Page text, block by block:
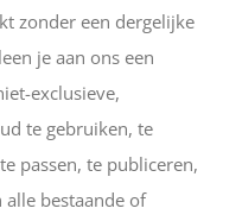
zonder een dergelijke
je aan ons een
exclusieve,
te gebruiken, te
passen, te publiceren,
bestaande of